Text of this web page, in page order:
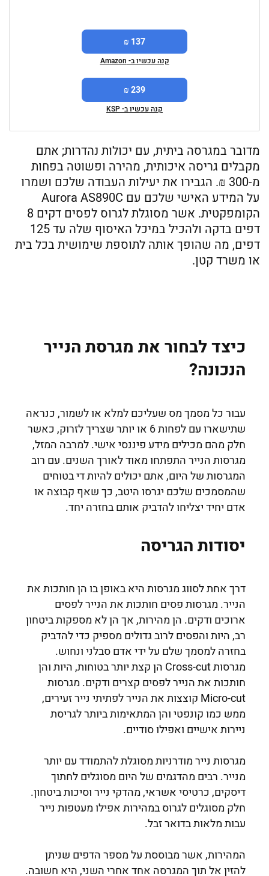
137 ₪
קנה עכשיו ב- Amazon
239 ₪
קנה עכשיו ב- KSP
מדובר במגרסה ביתית, עם יכולות נהדרות; אתם
מקבלים גריסה איכותית, מהירה ופשוטה בפחות
מ-300 ₪. הגבירו את יעילות העבודה שלכם ושמרו
על המידע האישי שלכם עם Aurora AS890C
הקומפקטית. אשר מסוגלת לגרוס לפסים דקים 8
דפים בדקה ולהכיל במיכל האיסוף שלה עד 125
דפים, מה שהופך אותה לתוספת שימושית בכל בית
או משרד קטן.
כיצד לבחור את מגרסת הנייר
הנכונה?
עבור כל מסמך מס שעליכם למלא או לשמור, כנראה
שתישארו עם לפחות 6 או יותר שצריך לזרוק, כאשר
חלק מהם מכילים מידע פיננסי אישי. למרבה המזל,
מגרסות הנייר התפתחו מאוד לאורך השנים. עם רוב
המגרסות של היום, אתם יכולים להיות די בטוחים
שהמסמכים שלכם יגרסו היטב, כך שאף קבוצה או
אדם יחיד יצליחו להדביק אותם בחזרה יחד.
יסודות הגריסה
דרך אחת לסווג מגרסות היא באופן בו הן חותכות את
הנייר. מגרסות פסים חותכות את הנייר לפסים
ארוכים ודקים. הן מהירות, אך הן לא מספקות ביטחון
רב, היות והפסים לרוב גדולים מספיק כדי להדביק
בחזרה למסמך שלם על ידי אדם סבלני ונחוש.
מגרסות Cross-cut הן קצת יותר בטוחות, היות והן
חותכות את הנייר לפסים קצרים ודקים. מגרסות
Micro-cut קוצצות את הנייר לפתיתי נייר זעירים,
ממש כמו קונפטי והן המתאימות ביותר לגריסת
ניירות אישיים ואפילו סודיים.
מגרסות נייר מודרניות מסוגלת להתמודד עם יותר
מנייר. רבים מהדגמים של היום מסוגלים לחתוך
דיסקים, כרטיסי אשראי, מהדקי נייר וסיכות ביטחון.
חלק מסוגלים לגרוס במהירות אפילו מעטפות נייר
עבות מלאות בדואר זבל.
המהירות, אשר מבוססת על מספר הדפים שניתן
להזין אל תוך המגרסה אחד אחרי השני, היא חשובה.